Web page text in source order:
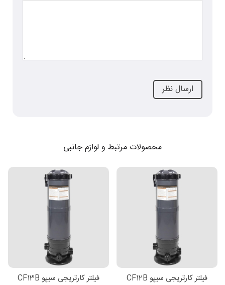
محصولات مرتبط و لوازم جانبی
فیلتر کارتریجی سیپو CF12B فیلتر کارتریجی سیپو CF13B